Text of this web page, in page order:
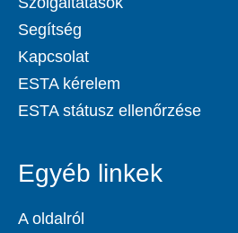
Segítség
Kapcsolat
ESTA kérelem
ESTA státusz ellenőrzése
Egyéb linkek
A oldalról